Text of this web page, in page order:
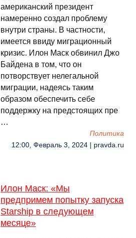
американский президент
намеренно создал проблему
внутри страны. В частности,
имеется ввиду миграционный
кризис. Илон Маск обвинил Джо
Байдена в том, что он
потворствует нелегальной
миграции, надеясь таким
образом обеспечить себе
поддержку на предстоящих пре
…
Политика
12:00, Февраль 3, 2024 | pravda.ru
Илон Маск: «Мы
предпримем попытку запуска
Starship в следующем
месяце»